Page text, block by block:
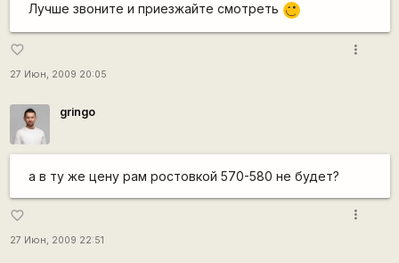
Лучше звоните и приезжайте смотреть
;)
favorite_border
27 Июн, 2009 20:05
more_vert
gringo
а в ту же цену рам ростовкой 570-580 не будет?
favorite_border
27 Июн, 2009 22:51
more_vert